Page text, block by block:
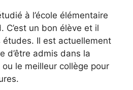
à l’école élémentaire
C’est un bon élève et il
études. Il est actuellement
d’être admis dans la
le meilleur collège pour